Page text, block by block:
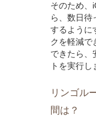
そのため、
ら、数日待
するように
クを軽減で
できたら、
トを実行し
リンゴル
間は？